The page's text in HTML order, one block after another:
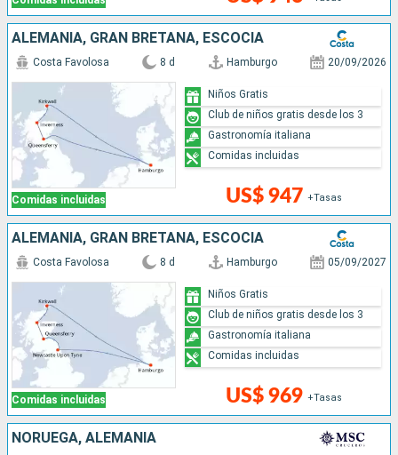
ALEMANIA, GRAN BRETAÑA, ESCOCIA
Comidas incluidas
Costa Favolosa 8 d Hamburgo 20/09/2026
US$ 947 +Tasas
Niños Gratis
Club de niños gratis desde los 3
Gastronomía italiana
Comidas incluidas
ALEMANIA, GRAN BRETAÑA, ESCOCIA
Comidas incluidas
Costa Favolosa 8 d Hamburgo 05/09/2027
US$ 969 +Tasas
Niños Gratis
Club de niños gratis desde los 3
Gastronomía italiana
Comidas incluidas
NORUEGA, ALEMANIA